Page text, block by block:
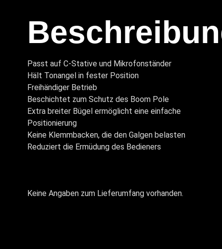
Passt auf C-Stative und Mikrofonständer
Hält Tonangel in fester Position
Freihändiger Betrieb
Beschichtet zum Schutz des Boom Pole
Extra breiter Bügel ermöglicht eine einfache
Positionierung
Keine Klemmbacken, die den Galgen belasten
Reduziert die Ermüdung des Bedieners
Keine Angaben zum Lieferumfang vorhanden.